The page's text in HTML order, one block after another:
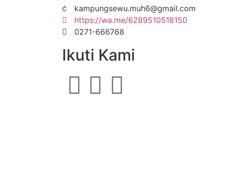
kampungsewu.muh6@gmail.com
https://wa.me/6289510518150
0271-666768
Ikuti Kami